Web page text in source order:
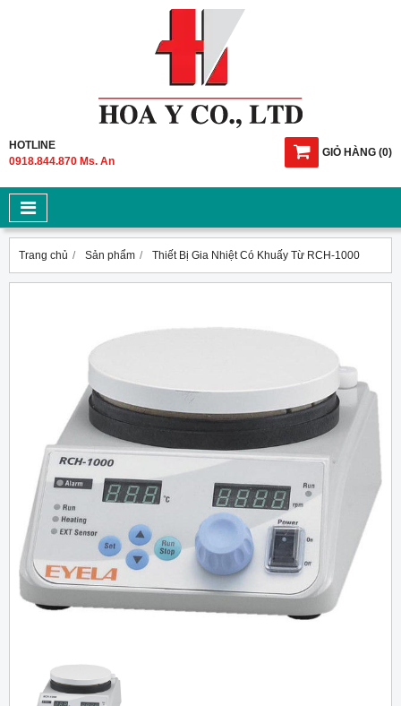
GIỎ HÀNG (0)
HOTLINE
0918.844.870 Ms. An
Trang chủ Sản phẩm Thiết Bị Gia Nhiệt Có Khuấy Từ RCH-1000